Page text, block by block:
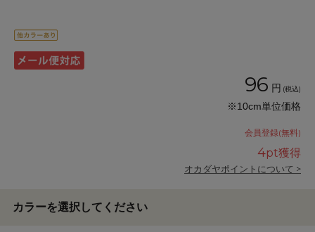
96 円 (税込)
※10cm単位価格
会員登録(無料)
4pt獲得
オカダヤポイントについて >
カラーを選択してください